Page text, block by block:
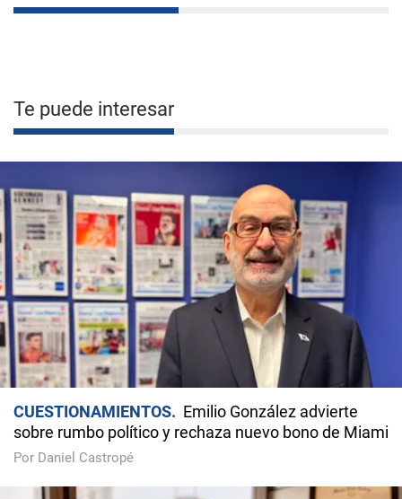
Te puede interesar
CUESTIONAMIENTOS
Emilio González advierte
sobre rumbo político y rechaza nuevo bono de Miami
Por Daniel Castropé